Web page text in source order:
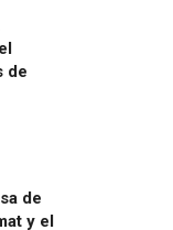
de
de
y el